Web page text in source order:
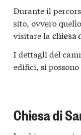
Durante il
sito, ovvero
visitare la chiesa
I dettagli del
edifici, si
Chiesa di